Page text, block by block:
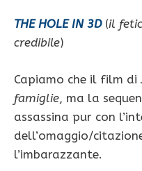
THE HOLE IN 3D(il
credibile)
Capiamo che il film di
famiglie, ma la
assassina pur con
dell’omaggio/
l’imbarazzante.